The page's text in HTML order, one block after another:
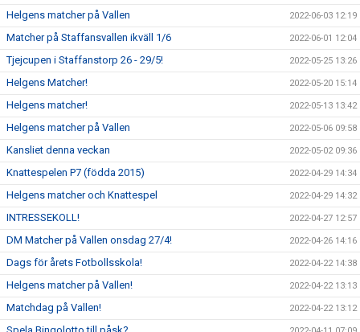
Helgens matcher på Vallen 2022-06-03 12:19
Matcher på Staffansvallen ikväll 1/6 2022-06-01 12:04
Tjejcupen i Staffanstorp 26 - 29/5! 2022-05-25 13:26
Helgens Matcher! 2022-05-20 15:14
Helgens matcher! 2022-05-13 13:42
Helgens matcher på Vallen 2022-05-06 09:58
Kansliet denna veckan 2022-05-02 09:36
Knattespelen P7 (födda 2015) 2022-04-29 14:34
Helgens matcher och Knattespel 2022-04-29 14:32
INTRESSEKOLL! 2022-04-27 12:57
DM Matcher på Vallen onsdag 27/4! 2022-04-26 14:16
Dags för årets Fotbollsskola! 2022-04-22 14:38
Helgens matcher på Vallen! 2022-04-22 13:13
Matchdag på Vallen! 2022-04-22 13:12